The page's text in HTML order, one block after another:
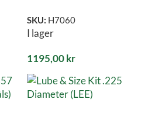
SKU: H7060
I lager
1195,00kr